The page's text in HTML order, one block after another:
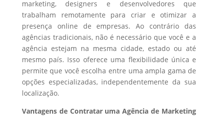
marketing, designers e desenvolvedores que
trabalham remotamente para criar e otimizar a
presença online de empresas. Ao contrário das
agências tradicionais, não é necessário que você e a
agência estejam na mesma cidade, estado ou até
mesmo país. Isso oferece uma flexibilidade única e
permite que você escolha entre uma ampla gama de
opções especializadas, independentemente da sua
localização.
Vantagens de Contratar uma Agência de Marketing